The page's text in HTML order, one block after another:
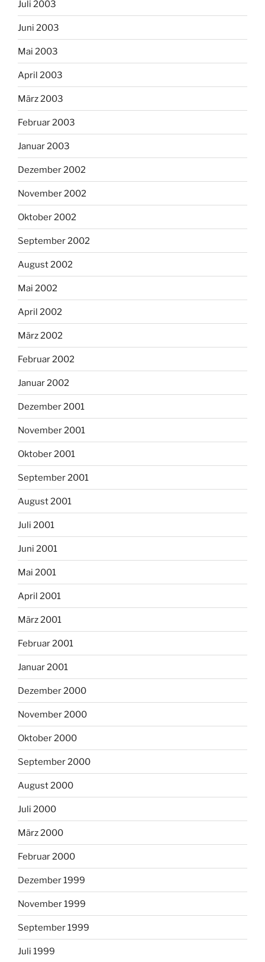
Juli 2003
Juni 2003
Mai 2003
April 2003
März 2003
Februar 2003
Januar 2003
Dezember 2002
November 2002
Oktober 2002
September 2002
August 2002
Mai 2002
April 2002
März 2002
Februar 2002
Januar 2002
Dezember 2001
November 2001
Oktober 2001
September 2001
August 2001
Juli 2001
Juni 2001
Mai 2001
April 2001
März 2001
Februar 2001
Januar 2001
Dezember 2000
November 2000
Oktober 2000
September 2000
August 2000
Juli 2000
März 2000
Februar 2000
Dezember 1999
November 1999
September 1999
Juli 1999